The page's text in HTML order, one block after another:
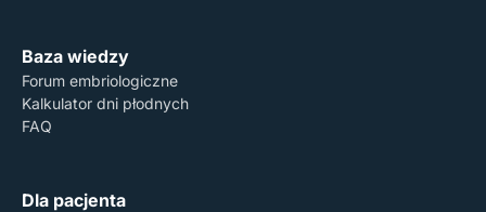
Baza wiedzy
Forum embriologiczne
Kalkulator dni płodnych
FAQ
Dla pacjenta